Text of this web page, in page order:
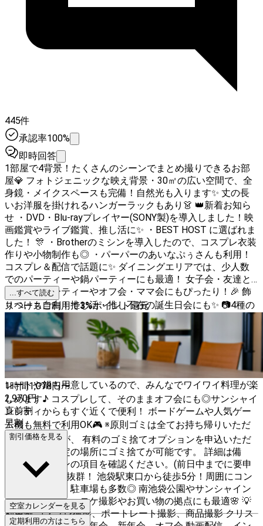
445件
承認率100%
即時回答
1部屋で4背景！たくさんのシーンでまとめ撮りできるお部
屋💎 フォトジェニックな映え背景・30㎡の広い空間で、全
身鏡・メイクスペースも完備！自然光も入ります✨ 丈の長
いお洋服を掛けれるハンガーラックもあり👗 👑新着お知ら
せ ・DVD・Blu-rayプレイヤー(SONY製)を導入しました！映
画鑑賞やライブ鑑賞、推し活に✨️ ・BEST HOST に選ばれま
した！ 🎊 ・Brotherのミシンを導入したので、コスプレ衣装
作りや小物制作も◎ ・パーパーのあいなぷぅさんも利用！
コスプレ＆配信で話題に✨ ダイニングエリアでは、少人数
でのパーティーや鍋パーティーにも最適！ 女子会・友達と
のホームパーティーやオフ会・ママ会にもぴったり！🎉 飾
りつけも自由！推し活・推し不在の誕生日会にも✨️ 📷4種の
背景撮影で、幅広い撮影シーンを叶えよう💎 ・本棚＆レン
ガ壁でクラシカルな雰囲気 ・ホワイトのアンティーク風で
清楚な印象 ・ブラックのアンティーク風で大人っぽい仕上
がり ・ウッド壁で暖かみのある空間 🍽パーティー向け充実
設備 3口コンロキッチン完備で調理もラクラク！ ホットプ
レートや鍋も用意しているので、みんなでワイワイ料理が楽
しめます♪ コスプレして、そのままオフ会にも◎サンシャイ
ンシティからもすぐ近くで便利！ ボードゲームや人気ゲー
ム機も無料で利用OK🎮 ※原則ゴミは全てお持ち帰りいただ
いておりますが、 有料のゴミ捨てオプションを申込いただ
いた場合は所定の場所にゴミ捨てが可能です。 詳細は備
品・オプションの項目を確認ください。(前日中までに要申
ビニや飲食店、駐車場も多数◎ 南池袋公園やサンシャイン
シティにも近く、ロケ撮影やお買い物の拠点にも最適🌸 💡
利用例 コスプレ撮影、ポートレート撮影、商品撮影 クリス
...すべて読む
スペースご利用で3%ポイント還元
1時間1,078円〜
2,970円
直前割
早割
割引価格を見る
空室カレンダーを見る
定期利用の方はこちら